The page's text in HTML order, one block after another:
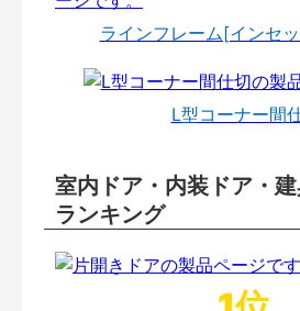
ラインフレーム[インセ
L型コーナー間
室内ドア・内装ドア・
ランキング